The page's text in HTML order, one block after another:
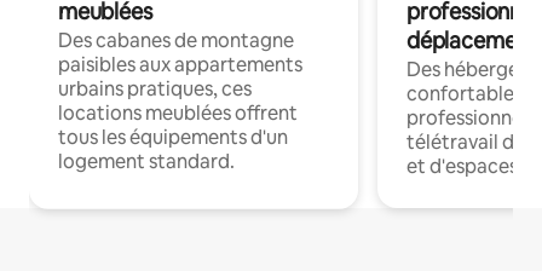
meublées
Des cabanes de montagne
paisibles aux appartements
urbains pratiques, ces
locations meublées offrent
tous les équipements d'un
logement standard.
déplacement
Des
confortables
professionnels
télétravail
et d'espaces